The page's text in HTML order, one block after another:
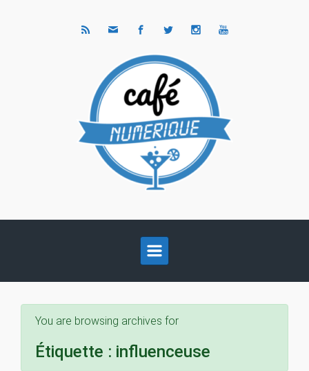
You are browsing archives for
Étiquette : influenceuse